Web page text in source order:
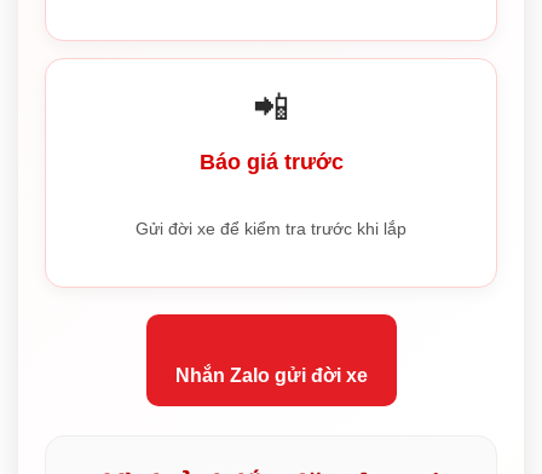
📲
Báo giá trước
Gửi đời xe để kiểm tra trước khi lắp
Nhắn Zalo gửi đời xe